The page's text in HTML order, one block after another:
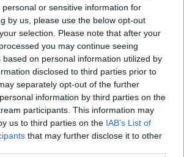
or sensitive information for
by us, please use the below opt-out
selection. Please note that after your
you may continue seeing
based on personal information utilized by
disclosed to third parties prior to
separately opt-out of the further
information by third parties on the
participants. This information may
us to third parties on the IAB’s List of
that may further disclose it to other
καντράν (υπάρχουν μόνο
παραδείγματα) με έναν δακτύλιο
δείκτες ώρας από σμάλτο. Το
επίσης ένδειξη φάσης σελήνης και
ημερομηνίας. Αυτά τα
μπορεί να είναι συνηθισμένα
ήταν πριν από 86 χρόνια, ειδικά
ρολόι.